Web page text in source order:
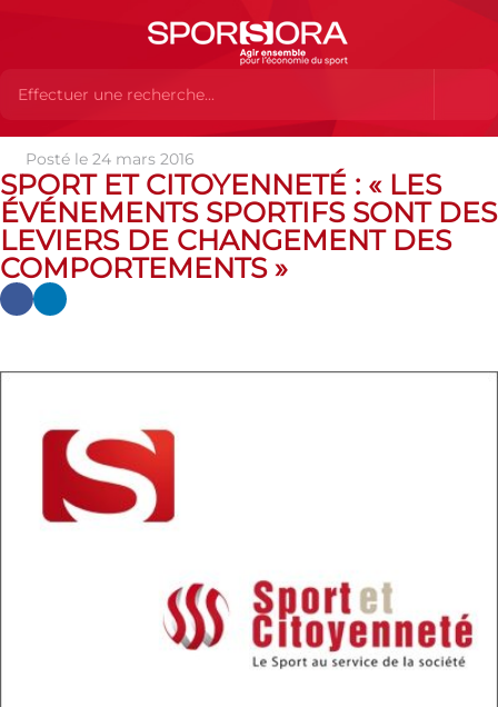
Actualités Actualités
Citoyenneté : « Les événements sportifs sont des leviers de
changement des comportements »
Posté le 24 mars 2016
SPORT ET CITOYENNETÉ : « LES
ÉVÉNEMENTS SPORTIFS SONT DES
LEVIERS DE CHANGEMENT DES
COMPORTEMENTS »